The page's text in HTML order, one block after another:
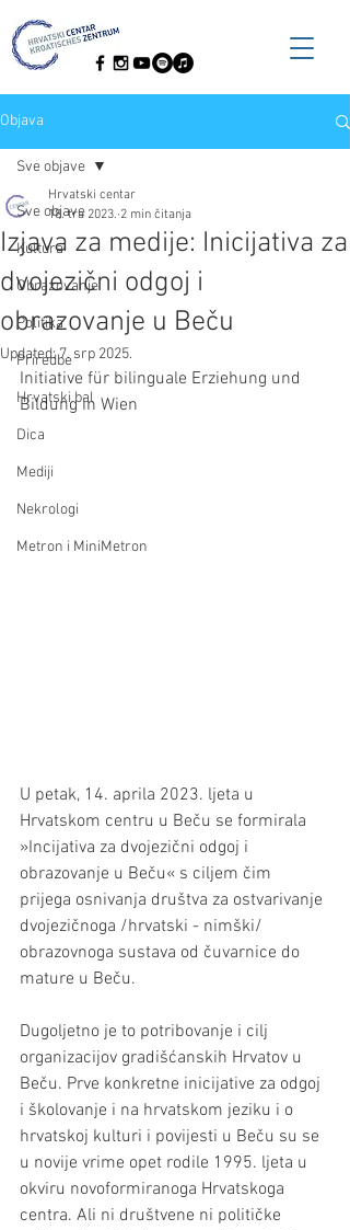
Objava
Sve objave
Kultura
Obrazovanje
Politika
Priredbe
Hrvatski bal
Dica
Mediji
Nekrologi
Metron i MiniMetron
Sve objave
Izjava za medije: Inicijativa za
dvojezični odgoj i
obrazovanje u Beču
Hrvatski centar
18. tra 2023. 2 min čitanja
Updated:7. srp 2025.
Initiative für bilinguale Erziehung und
Bildung in Wien
U petak, 14. aprila 2023. ljeta u
Hrvatskom centru u Beču se formirala
»Incijativa za dvojezični odgoj i
obrazovanje u Beču« s ciljem čim
prijega osnivanja društva za ostvarivanje
dvojezičnoga /hrvatski - nimški/
obrazovnoga sustava od čuvarnice do
mature u Beču.
Dugoljetno je to potribovanje i cilj
organizacijov gradišćanskih Hrvatov u
Beču. Prve konkretne inicijative za odgoj
i školovanje i na hrvatskom jeziku i o
hrvatskoj kulturi i povijesti u Beču su se
u novije vrime opet rodile 1995. ljeta u
okviru novoformiranoga Hrvatskoga
centra. Ali ni društvene ni političke